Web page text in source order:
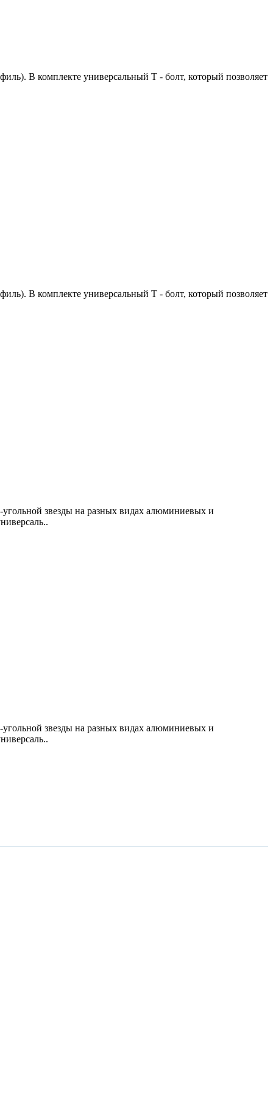
В комплекте универсальный Т - болт, который позволяет
В комплекте универсальный Т - болт, который позволяет
угольной звезды на разных видах алюминиевых и
угольной звезды на разных видах алюминиевых и